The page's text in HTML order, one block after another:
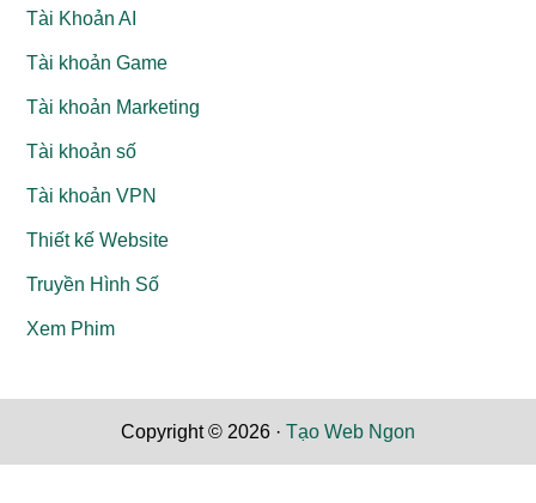
Tài Khoản AI
Tài khoản Game
Tài khoản Marketing
Tài khoản số
Tài khoản VPN
Thiết kế Website
Truyền Hình Số
Xem Phim
Copyright © 2026 · Tạo Web Ngon